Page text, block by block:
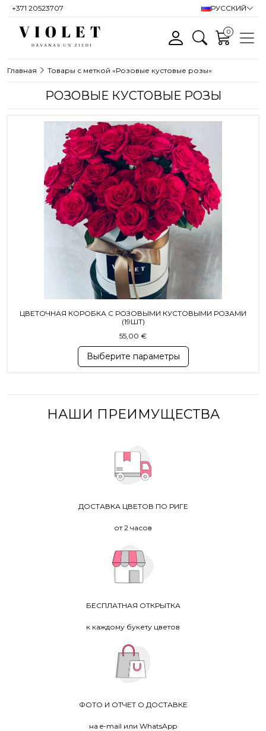
+371 20523707 РУССКИЙ
0
Главная Товары с меткой «Розовые кустовые розы»
РОЗОВЫЕ КУСТОВЫЕ РОЗЫ
ЦВЕТОЧНАЯ КОРОБКА С РОЗОВЫМИ КУСТОВЫМИ РОЗАМИ
(19ШТ)
55,00 €
Выберите параметры
Этот товар имеет несколько
НАШИ ПРЕИМУЩЕСТВА
ДОСТАВКА ЦВЕТОВ ПО РИГЕ
от 2 часов
БЕСПЛАТНАЯ ОТКРЫТКА
к каждому букету цветов
ФОТО И ОТЧЕТ О ДОСТАВКЕ
на e-mail или WhatsApp